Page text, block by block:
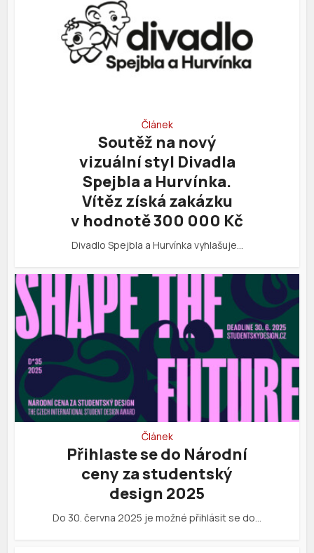
Článek
Soutěž na nový
vizuální styl Divadla
Spejbla a Hurvínka.
Vítěz získá zakázku
v hodnotě 300 000 Kč
Divadlo Spejbla a Hurvínka vyhlašuje…
Článek
Přihlaste se do Národní
ceny za studentský
design 2025
Do 30. června 2025 je možné přihlásit se do…